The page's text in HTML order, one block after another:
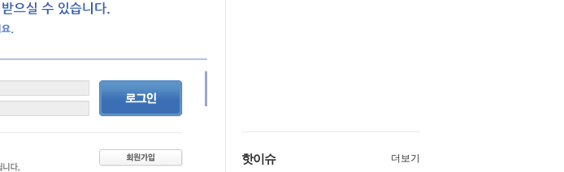
핫이슈 더보기